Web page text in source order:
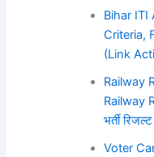
Bihar
Criteria,
(Link
Railway
Railway
भर्ती
Voter